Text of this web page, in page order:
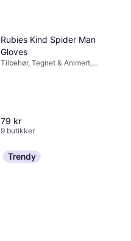
Rubies Kind Spider Man
Gloves
Tilbehør, Tegnet & Animert,
79 kr
9 butikker
Trendy